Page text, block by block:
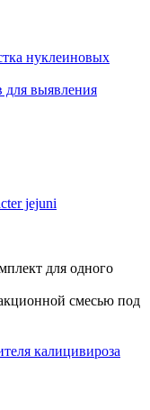
нуклеиновых
для выявления
jejuni
калицивироза